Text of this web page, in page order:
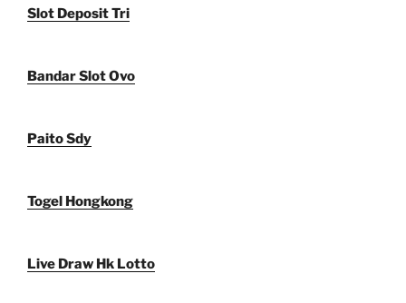
Slot Deposit Tri
Bandar Slot Ovo
Paito Sdy
Togel Hongkong
Live Draw Hk Lotto